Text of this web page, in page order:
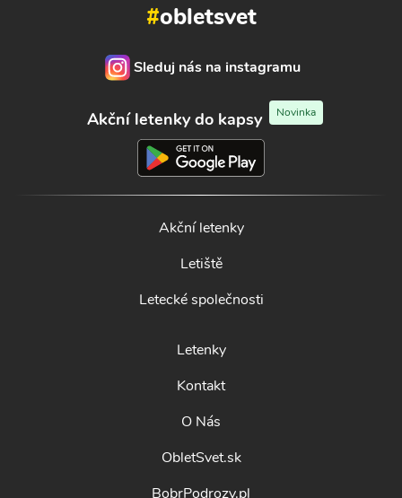
#obletsvet
Sleduj nás na instagramu
Akční letenky do kapsy Novinka
Akční letenky
Letiště
Letecké společnosti
Letenky
Kontakt
O Nás
ObletSvet.sk
BobrPodrozy.pl